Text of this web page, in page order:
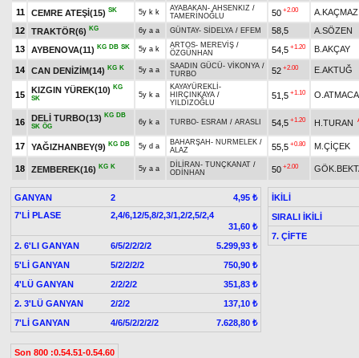
11 CEMRE ATEŞİ(15) SK 5y k k AYABAKAN - AHSENKIZ /
TAMERİNOĞLU
50 +2.00
A.KAÇMAZ
12
TRAKTÖR(6) KG 6y a a GÜNTAY- SİDELYA / EFEM 58,5
A.SÖZEN
13
AYBENOVA(11) KG DB SK 5y a k ARTOS- MEREVİŞ /
ÖZGÜNHAN
54,5 +1.20 B.AKÇAY
14 CAN DENİZİM(14) KG K 5y a a SAADIN GÜCÜ- VİKONYA /
TURBO
52 +2.00 E.AKTUĞ
15
KIZGIN YÜREK(10) KG
SK
5y k a
KAYAYÜREKLİ -
HIRÇINKAYA /
YILDIZOĞLU
51,5 +1.10 O.ATMACA
16 DELİ TURBO(13) KG DB
SK ÖG
6y k a TURBO- ESRAM / ARASLI 54,5 +1.20 H.TURAN
17 YAĞIZHANBEY(9) KG DB 5y d a BAHARŞAH - NURMELEK /
ALAZ
55,5 +0.80 M.ÇİÇEK
18 ZEMBEREK(16) KG K 5y a a DİLİRAN - TUNÇKANAT /
ODİNHAN
50 +2.00
GANYAN 2
4,95 ₺
7'Lİ PLASE
2,4/6,12/5,8/2,3/1,2/2,5/2,4
31,60 ₺
2. 6'LI GANYAN
6/5/2/2/2/2
5.299,93 ₺
5'Lİ GANYAN
5/2/2/2/2
750,90 ₺
4'LÜ GANYAN
2/2/2/2
351,83 ₺
2. 3'LÜ GANYAN
2/2/2
137,10 ₺
7'Lİ GANYAN
4/6/5/2/2/2/2 7.628,80 ₺
İKİLİ
SIRALI İKİLİ
7. ÇİFTE
Son 800 :0.54.51-0.54.60